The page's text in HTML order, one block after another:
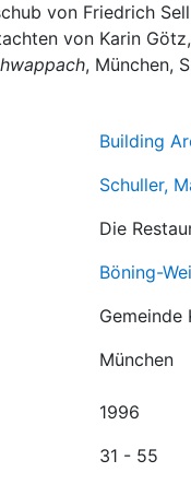
von Friedrich
von Karin
, München,
Building
Schuller,
Die
Böning-
Gemeinde
München
1996
31 - 55